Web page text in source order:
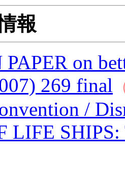
報
PAPER on
269 final
/
LIFE